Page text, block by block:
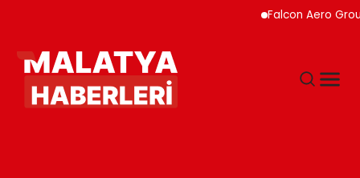
Falcon Aero Group,